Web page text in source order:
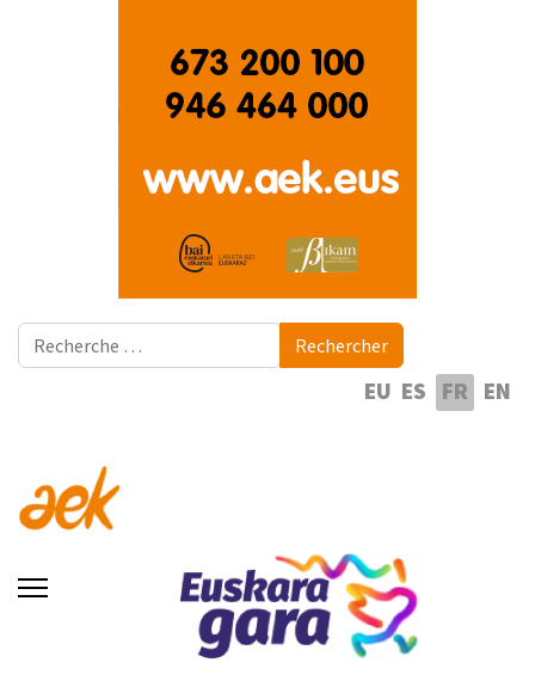
Rechercher Rechercher
EU ES FR EN